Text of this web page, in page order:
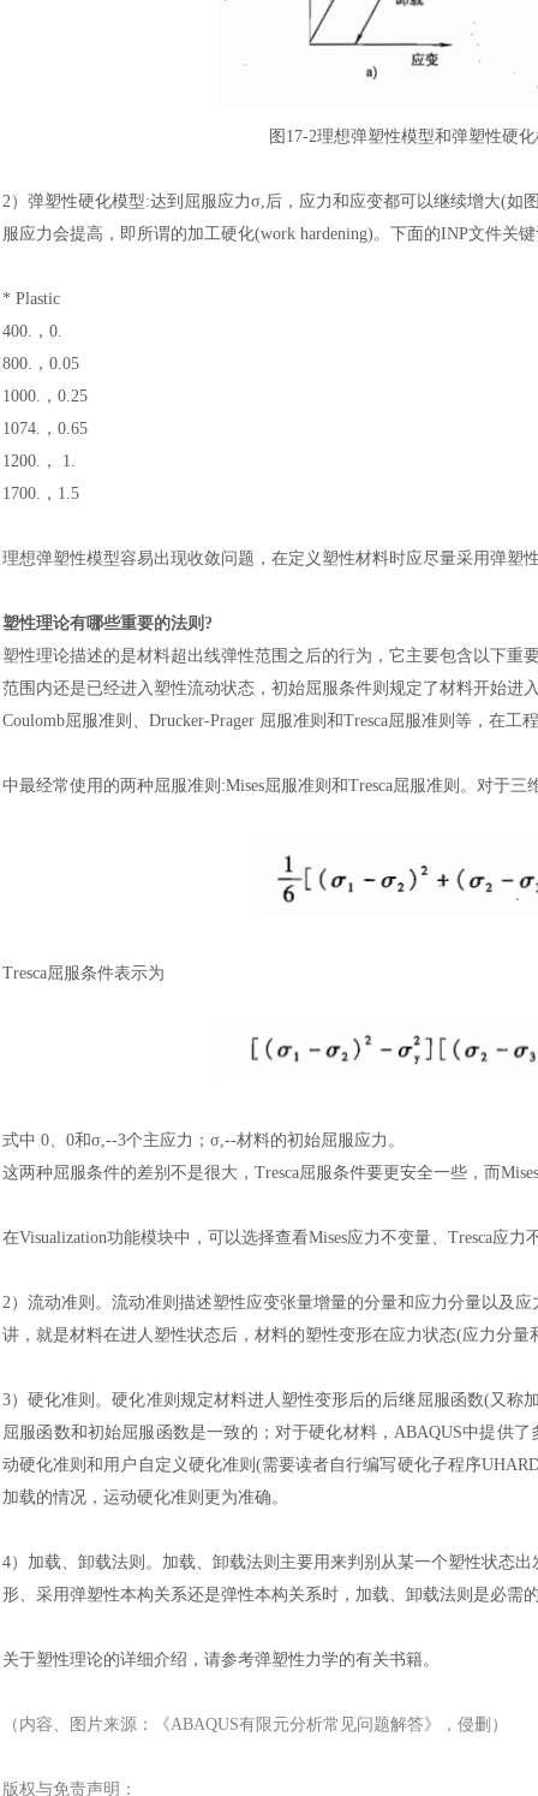
图 17-2理想弹塑性模型和弹塑性硬
2） 弹塑性硬化模型:达到屈服应力σ,后，应力和应变都可以继续增大(如
服应力会提高，即所谓的加工硬化(work hardening)。下面的INP文件关
* Plastic
400.，0.
800.，0.05
1000.，0.25
1074.，0.65
1200.， 1.
1700.，1.5
理想弹塑性模型容易出现收敛问题，在定义塑性材料时应尽量采用弹塑
塑性理论有哪些重要的法则 ?
塑性理论描述的是材料超出线弹性范围之后的行为，它主要包含以下重
范围内还是已经进入塑性流动状态，初始屈服条件则规定了材料开始进
Coulomb屈服准则、Drucker-Prager 屈服准则和Tresca屈服准则等，在
中最经常使用的两种屈服准则 :Mises屈服准则和Tresca屈服准则。对于
Tresca屈服条件表示为
式中 0、0和σ,--3个主应力；σ,--材料的初始屈服应力。
这两种屈服条件的差别不是很大， Tresca屈服条件要更安全一些，而
在Visualization功能模块中，可以选择查看Mises应力不变量、Tresca应
2） 流动准则。流动准则描述塑性应变张量增量的分量和应力分量以及
讲，就是材料在进人塑性状态后，材料的塑性变形在应力状态(应力分量
3）硬化准则。硬化准则规定材料进人塑性变形后的后继屈服函数(又称
屈服函数和初始屈服函数是一致的；对于硬化材料，ABAQUS中提供
动硬化准则和用户自定义硬化准则(需要读者自行编写硬化子程序
加载的情况，运动硬化准则更为准确。
4） 加载、卸载法则。加载、卸载法则主要用来判别从某一个塑性状态
形、采用弹塑性本构关系还是弹性本构关系时，加载、卸载法则是必需
关于塑性理论的详细介绍，请参考弹塑性力学的有关书籍。
（内容、图片来源：《ABAQUS有限元分析常见问题解答》，侵删）
版权与免责声明：
汽车交通